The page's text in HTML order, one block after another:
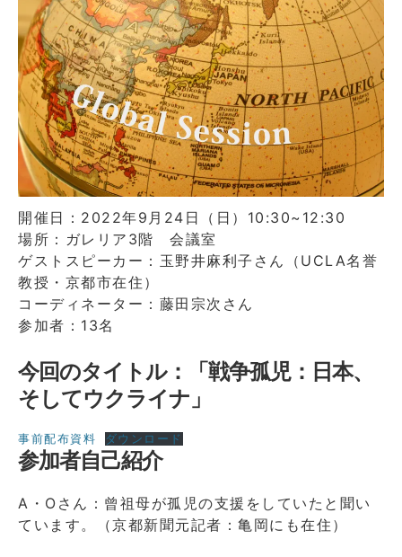
開催日：2022年9月24日（日）10:30~12:30
場所：ガレリア3階 会議室
ゲストスピーカー：玉野井麻利子さん（UCLA名誉
教授・京都市在住）
コーディネーター：藤田宗次さん
参加者：13名
今回のタイトル：「戦争孤児：日本、
そしてウクライナ」
事前配布資料 ダウンロード
参加者自己紹介
A・Oさん：曾祖母が孤児の支援をしていたと聞い
ています。（京都新聞元記者：亀岡にも在住）